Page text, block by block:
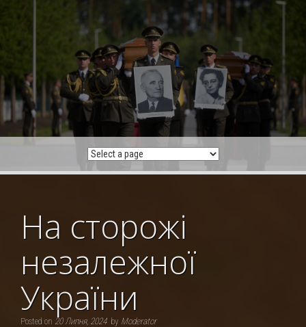
На сторожі
незалежної
України
Posted on 20 Липня, 2024 by Moderator